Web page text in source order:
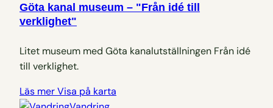
Göta kanal museum – "Från idé till
verklighet"
Litet museum med Göta kanalutställningen Från idé
till verklighet.
Läs merVisa på karta